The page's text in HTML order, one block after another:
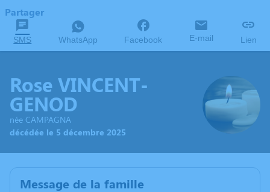
Partager
SMS WhatsApp Facebook E-mail Lien
Rose VINCENT-
GENOD
née CAMPAGNA
décédée le 5 décembre 2025
Message de la famille